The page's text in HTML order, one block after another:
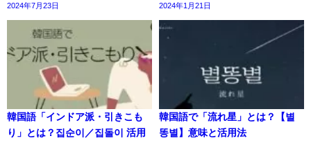
2024年7月23日 2024年1月21日
韓国語「インドア派・引きこも
り」とは？집순이／집돌이 活用
韓国語で「流れ星」とは？【별
똥별】意味と活用法